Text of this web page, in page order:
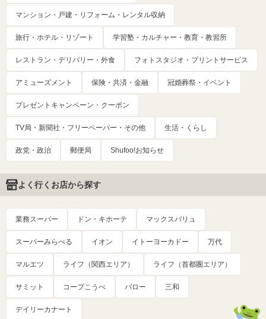
マンション・戸建・リフォーム・レンタル収納
旅行・ホテル・リゾート 学習塾・カルチャー・教育・教習所
レストラン・デリバリー・外食 フォトスタジオ・プリントサービス
アミューズメント 保険・共済・金融 冠婚葬祭・イベント
プレゼントキャンペーン・クーポン
TV局・新聞社・フリーペーパー・その他 生活・くらし
政党・政治 郵便局 Shufoo!お知らせ
よく行くお店から探す
業務スーパー ドン・キホーテ マックスバリュ
スーパーみらべる イオン イトーヨーカドー 万代
マルエツ ライフ（関西エリア） ライフ（首都圏エリア）
サミット コープこうべ バロー 三和
デイリーカナート